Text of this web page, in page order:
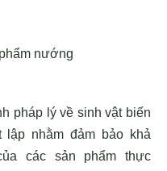
nướng
pháp lý về sinh vật biến
nhằm đảm bảo khả
các sản phẩm thực